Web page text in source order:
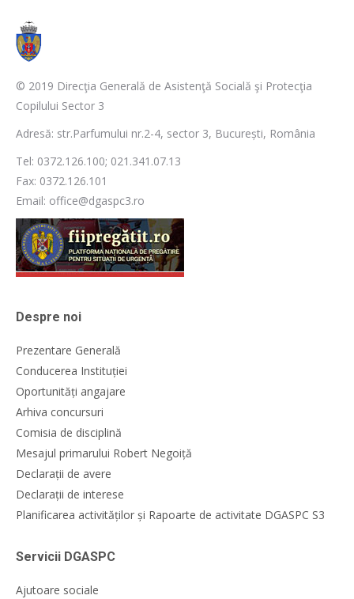
© 2019 Direcţia Generală de Asistenţă Socială şi Protecţia
Copilului Sector 3
Adresă: str.Parfumului nr.2-4, sector 3, București, România
Tel: 0372.126.100; 021.341.07.13
Fax: 0372.126.101
Email: office@dgaspc3.ro
Despre noi
Prezentare Generală
Conducerea Instituției
Oportunități angajare
Arhiva concursuri
Comisia de disciplină
Mesajul primarului Robert Negoiță
Declarații de avere
Declarații de interese
Planificarea activităților și Rapoarte de activitate DGASPC S3
Servicii DGASPC
Ajutoare sociale